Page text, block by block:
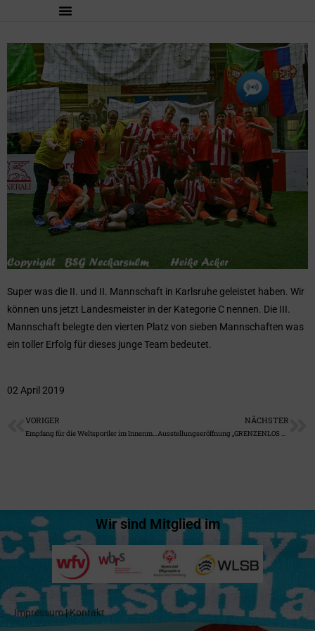
Super was die II. und II. Mannschaft in Karlsruhe geleistet haben. Wir
können uns jetzt Landesmeister in der Kategorie C nennen. Die III.
Mannschaft belegte den vierten Platz von sieben Mannschaften was
ein toller Erfolg für dieses junge Team bedeutet.
02 April 2019
VORIGER
Empfang für die Weltsportler im Innenministerium bei Herrn Strobl
NÄCHSTER
Ausstellungseröffnung „GRENZENLOS – Sport kennt keine Behinderung“ in Leingarten
Wir sind Mitglied im
Impressum|Kontakt